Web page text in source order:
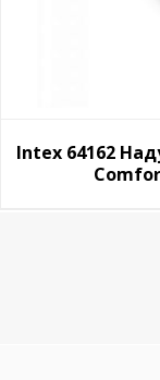
Intex 64162